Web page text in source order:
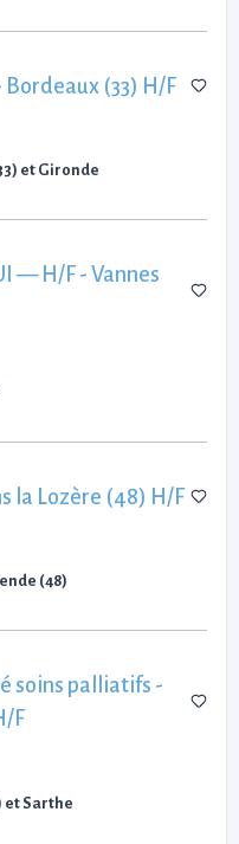
(33) H/F
et Gironde
— H/F - Vannes
la Lozère (48) H/F
(48)
soins palliatifs -
F
et Sarthe